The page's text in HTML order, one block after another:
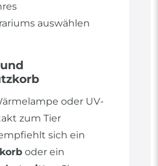
auswählen
oder UV-
zum Tier
sich ein
oder ein